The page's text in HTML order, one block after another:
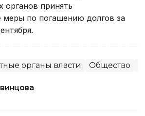
органов принять
меры по погашению долгов за
органы власти Общество